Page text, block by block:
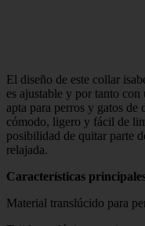
El diseño de este collar
es ajustable y por tanto con
apta para perros y gatos de
cómodo, ligero y fácil de
posibilidad de quitar parte
relajada.
Características
Material translúcido para